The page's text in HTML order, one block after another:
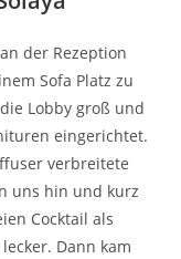
der Rezeption
Sofa Platz zu
Lobby groß und
eingerichtet.
verbreitete
uns hin und kurz
Cocktail als
Dann kam